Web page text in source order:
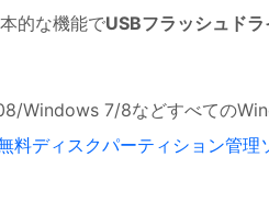
的な機能でUSBフラッシュド
Windows 7/8などすべての
料ディスクパーティション管理